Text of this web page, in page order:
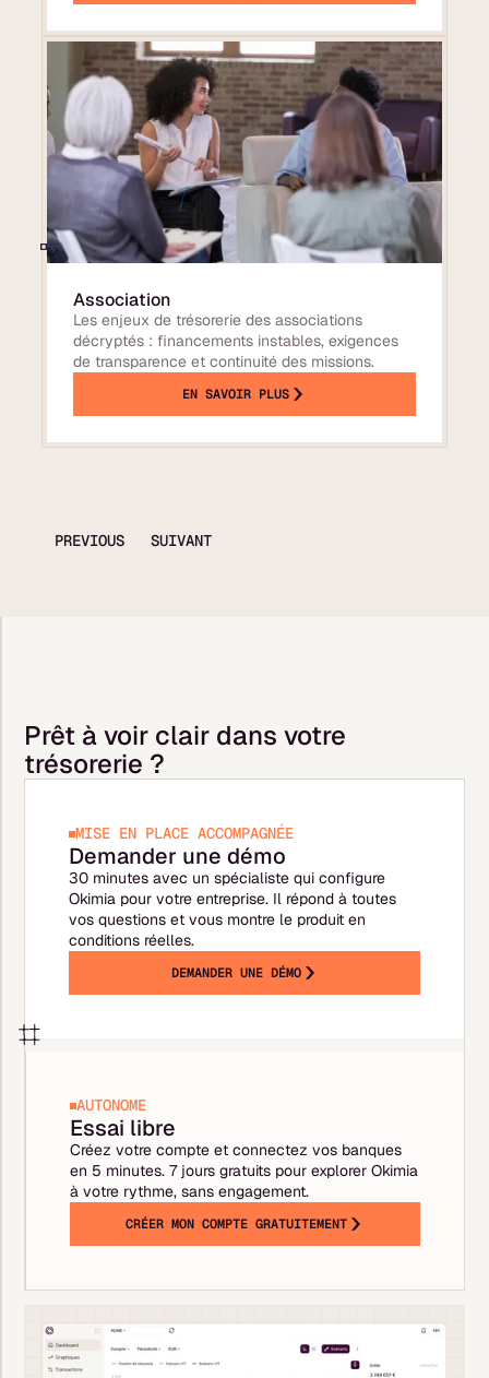
Association
Les enjeux de trésorerie des associations
décryptés : financements instables, exigences
de transparence et continuité des missions.
EN SAVOIR PLUS
PREVIOUS SUIVANT
Prêt à voir clair dans votre
trésorerie ?
MISE EN PLACE ACCOMPAGNÉE
Demander une démo
30 minutes avec un spécialiste qui configure
Okimia pour votre entreprise. Il répond à toutes
vos questions et vous montre le produit en
conditions réelles.
DEMANDER UNE DÉMO
AUTONOME
Essai libre
Créez votre compte et connectez vos banques
en 5 minutes. 7 jours gratuits pour explorer Okimia
à votre rythme, sans engagement.
CRÉER MON COMPTE GRATUITEMENT